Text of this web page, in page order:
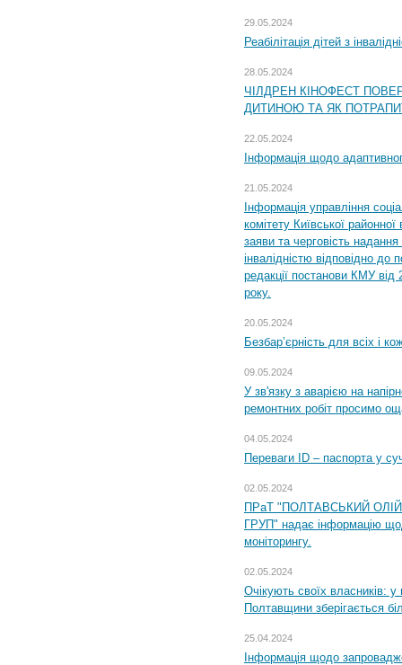
29.05.2024
Реабілітація дітей з
28.05.2024
ЧІЛДРЕН КІНОФЕСТ
ДИТИНОЮ ТА ЯК
22.05.2024
Інформація щодо
21.05.2024
Інформація управління
комітету Київської
заяви та черговість надання
інвалідністю відповідно
редакції постанови КМУ від
року.
20.05.2024
Безбар’єрність для всіх і
09.05.2024
У зв'язку з аварією на
ремонтних робіт просимо
04.05.2024
Переваги ID – паспорта у
02.05.2024
ПРаТ "ПОЛТАВСЬКИЙ
ГРУП" надає інформацію
моніторингу.
02.05.2024
Очікують своїх власників: у
Полтавщини зберігається
25.04.2024
Інформація щодо